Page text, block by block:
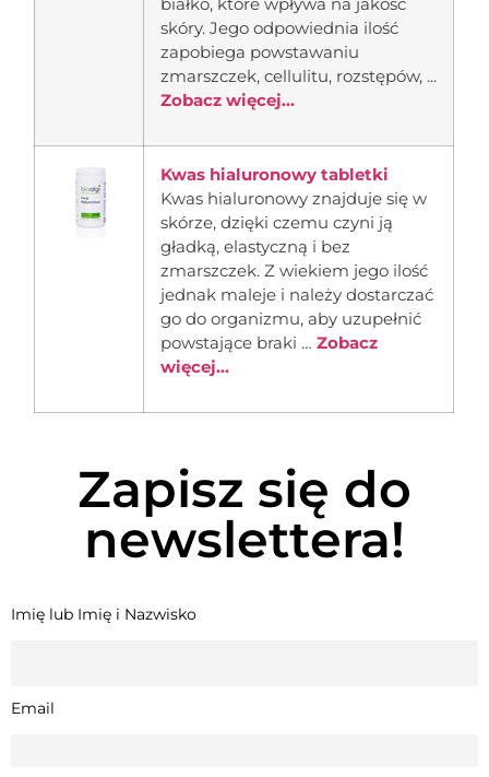
skóry. Jego odpowiednia ilość
zapobiega powstawaniu
zmarszczek, cellulitu, rozstępów, ...
Zobacz więcej...
Kwas hialuronowy tabletki
Kwas hialuronowy znajduje się w
skórze, dzięki czemu czyni ją
gładką, elastyczną i bez
zmarszczek. Z wiekiem jego ilość
jednak maleje i należy dostarczać
go do organizmu, aby uzupełnić
powstające braki …Zobacz
więcej...
Zapisz się do
newslettera!
Imię lub Imię i Nazwisko
Email